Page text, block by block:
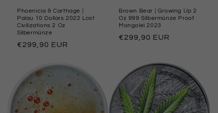
Phoenicia & Carthage |
Palau 10 Dollars 2022 Lost
Civilizations 2 Oz
Silbermünze
Обычная
€299,90 EUR
Brown Bear | Growing Up 2
Oz 999 Silbermünze Proof
Mongolei 2023
Обычная
€299,90 EUR